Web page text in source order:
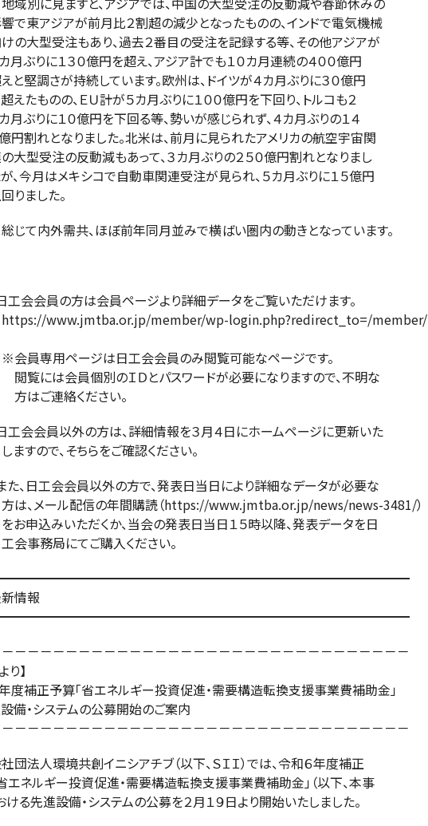
東アジアが前月比２割超の減少となったものの、インドで電気機械
大型受注もあり、過去２番目の受注を記録する等、その他アジアが
ぶりに１３０億円を超え、アジア計でも１０カ月連続の４００億円
堅調さが持続しています。欧州は、ドイツが４カ月ぶりに３０億円
たものの、ＥＵ計が５カ月ぶりに１００億円を下回り、トルコも２
ぶりに１０億円を下回る等、勢いが感じられず、４カ月ぶりの１４
割れとなりました。北米は、前月に見られたアメリカの航空宇宙関
型受注の反動減もあって、３カ月ぶりの２５０億円割れとなりまし
今月はメキシコで自動車関連受注が見られ、５カ月ぶりに１５億円
ました。
内外需共、ほぼ前年同月並みで横ばい圏内の動きとなっています。
工会会員の方は会員ページより詳細データをご覧いただけます。
www.jmtba.or.jp/member/wp-login.php?redirect_to=/member/
専用ページは日工会会員のみ閲覧可能なページです。
は会員個別のＩＤとパスワードが必要になりますので、不明な
連絡ください。
工会会員以外の方は、詳細情報を３月４日にホームページに更新いた
ので、そちらをご確認ください。
た、日工会会員以外の方で、発表日当日により詳細なデータが必要な
メール配信の年間購読（https://www.jmtba.or.jp/news/news-3481/）
込みいただくか、当会の発表日当日１５時以降、発表データを日
務局にてご購入ください。
情報
－－－－－－－－－－－－－－－－－－－－－－－－－－－－－－－
り】
度補正予算「省エネルギー投資促進・需要構造転換支援事業費補助金」
備・システムの公募開始のご案内
－－－－－－－－－－－－－－－－－－－－－－－－－－－－－－－
団法人環境共創イニシアチブ（以下、ＳＩＩ）では、令和６年度補正
エネルギー投資促進・需要構造転換支援事業費補助金」（以下、本事
ける先進設備・システムの公募を２月１９日より開始いたしました。